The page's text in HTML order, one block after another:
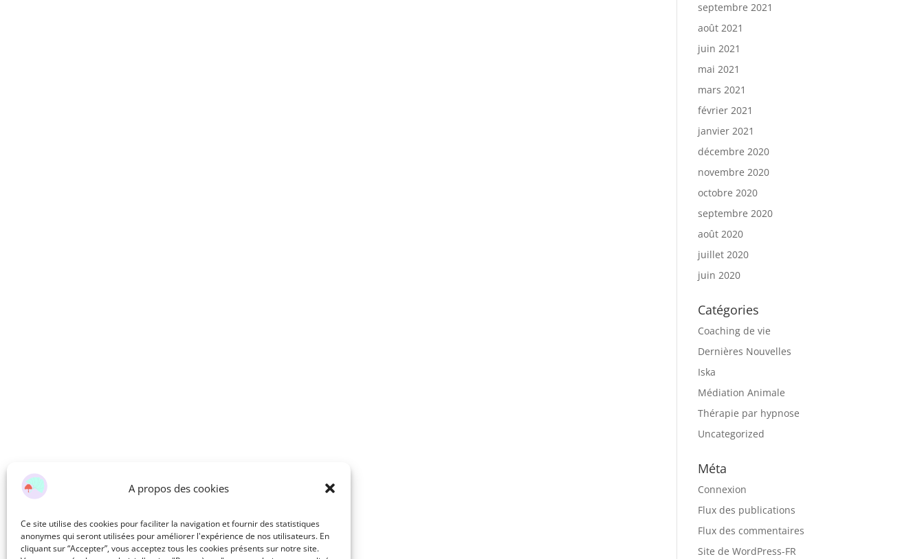
A propos des cookies
Ce site utilise des cookies pour faciliter la navigation et fournir des statistiques
anonymes qui seront utilisées pour améliorer l'expérience de nos utilisateurs. En
cliquant sur “Accepter”, vous acceptez tous les cookies présents sur notre site.
septembre 2021
août 2021
juin 2021
mai 2021
mars 2021
février 2021
janvier 2021
décembre 2020
novembre 2020
octobre 2020
septembre 2020
août 2020
juillet 2020
juin 2020
Catégories
Coaching de vie
Dernières Nouvelles
Iska
Médiation Animale
Thérapie par hypnose
Uncategorized
Méta
Connexion
Flux des publications
Flux des commentaires
Site de WordPress-FR